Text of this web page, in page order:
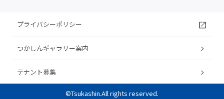
プライバシーポリシー
つかしんギャラリー案内
テナント募集
©Tsukashin.All rights reserved.